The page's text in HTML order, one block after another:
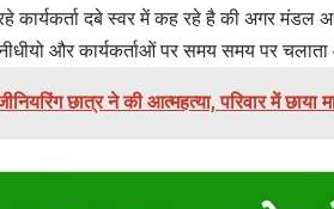
कार्यकर्ता दबे स्वर में कह रहे है की अगर मंडल
और कार्यकर्ताओं पर समय समय पर
छात्र ने की आत्महत्या, परिवार में छाया